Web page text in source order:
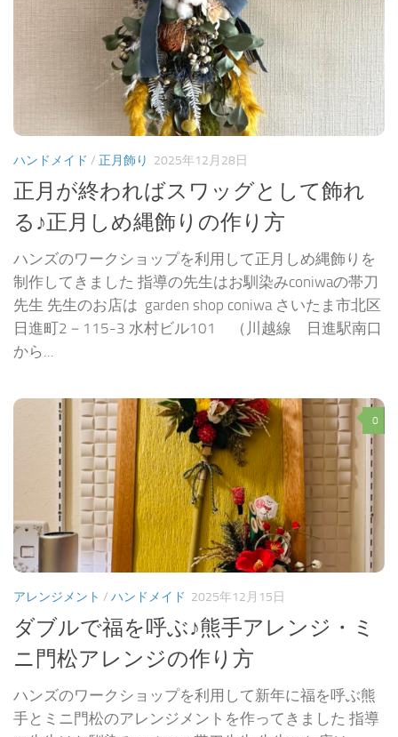
ハンドメイド / 正月飾り 2025年12月28日
正月が終わればスワッグとして飾れ
る♪正月しめ縄飾りの作り方
ハンズのワークショップを利用して正月しめ縄飾りを
制作してきました 指導の先生はお馴染みconiwaの帯刀
先生 先生のお店は garden shop coniwa さいたま市北区
日進町2－115-3 水村ビル101 （川越線 日進駅南口
から...
0
アレンジメント / ハンドメイド 2025年12月15日
ダブルで福を呼ぶ♪熊手アレンジ・ミ
ニ門松アレンジの作り方
ハンズのワークショップを利用して新年に福を呼ぶ熊
手とミニ門松のアレンジメントを作ってきました 指導